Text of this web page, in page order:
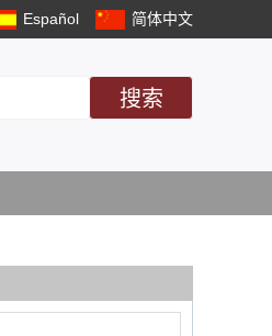
Español 简体中文
搜索